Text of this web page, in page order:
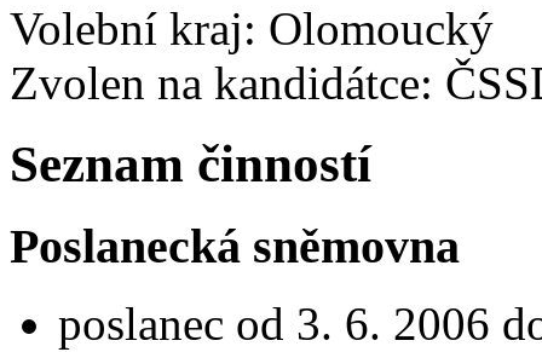
Volební kraj: Olomoucký
Zvolen na kandidátce:
Seznam činností
Poslanecká sněmovna
poslanec od 3. 6. 2006